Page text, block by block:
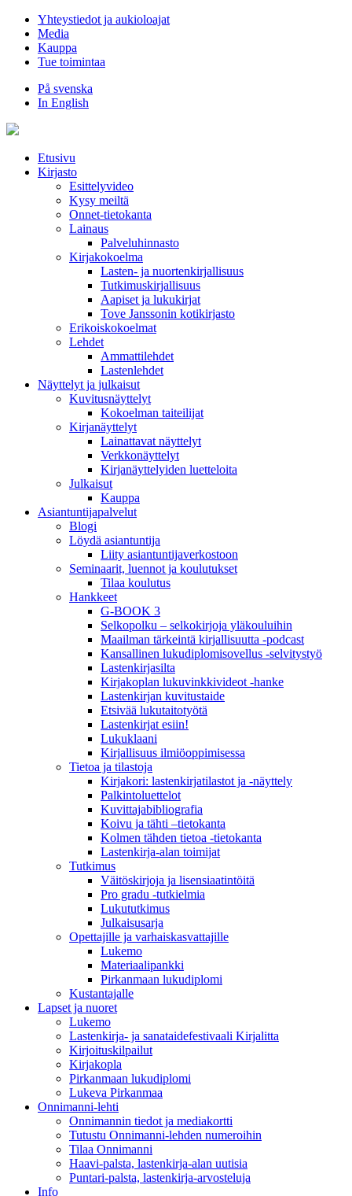
Hyppää
sisältöön
Yhteystiedot ja aukioloajat
Media
Kauppa
Tue toimintaa
På svenska
In English
Etusivu
Kirjasto
Esittelyvideo
Kysy meiltä
Onnet-tietokanta
Lainaus
Palveluhinnasto
Kirjakokoelma
Lasten- ja nuortenkirjallisuus
Tutkimuskirjallisuus
Aapiset ja lukukirjat
Tove Janssonin kotikirjasto
Erikoiskokoelmat
Lehdet
Ammattilehdet
Lastenlehdet
Näyttelyt ja julkaisut
Kuvitusnäyttelyt
Kokoelman taiteilijat
Kirjanäyttelyt
Lainattavat näyttelyt
Verkkonäyttelyt
Kirjanäyttelyiden luetteloita
Julkaisut
Kauppa
Asiantuntija­palvelut
Blogi
Löydä asiantuntija
Liity asiantuntijaverkostoon
Seminaarit, luennot ja koulutukset
Tilaa koulutus
Hankkeet
G-BOOK 3
Selkopolku – selkokirjoja yläkouluihin
Maailman tärkeintä kirjallisuutta -podcast
Kansallinen lukudiplomisovellus -selvitystyö
Lastenkirjasilta
Kirjakoplan lukuvinkkivideot -hanke
Lastenkirjan kuvitustaide
Etsivää lukutaitotyötä
Lastenkirjat esiin!
Lukuklaani
Kirjallisuus ilmiöoppimisessa
Tietoa ja tilastoja
Kirjakori: lastenkirjatilastot ja -näyttely
Palkintoluettelot
Kuvittaja­bibliografia
Koivu ja tähti –tietokanta
Kolmen tähden tietoa -tietokanta
Lastenkirja-alan toimijat
Tutkimus
Väitöskirjoja ja lisensiaatintöitä
Pro gradu -tutkielmia
Lukututkimus
Julkaisusarja
Opettajille ja varhaiskasvattajille
Lukemo
Materiaalipankki
Pirkanmaan lukudiplomi
Kustantajalle
Lapset ja nuoret
Lukemo
Lastenkirja- ja sanataidefestivaali Kirjalitta
Kirjoituskilpailut
Kirjakopla
Pirkanmaan lukudiplomi
Lukeva Pirkanmaa
Onnimanni-lehti
Onnimannin tiedot ja mediakortti
Tutustu Onnimanni-lehden numeroihin
Tilaa Onnimanni
Haavi-palsta, lastenkirja-alan uutisia
Puntari-palsta, lastenkirja-arvosteluja
Info